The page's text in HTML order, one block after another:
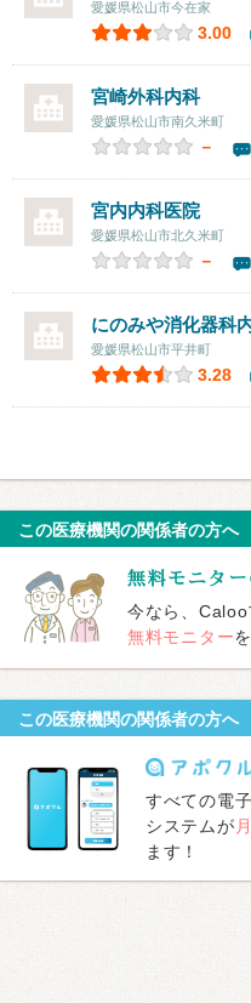
愛媛県松山市今在家
3.00
宮崎外科内科
愛媛県松山市南久米町
－
宮内内科医院
愛媛県松山市北久米町
－
にのみや消化器科
愛媛県松山市平井町
3.28
この医療機関の関係者の方へ
今なら、Caloo
無料モニター
この医療機関の関係者の方へ
すべての電
システムが
ます！